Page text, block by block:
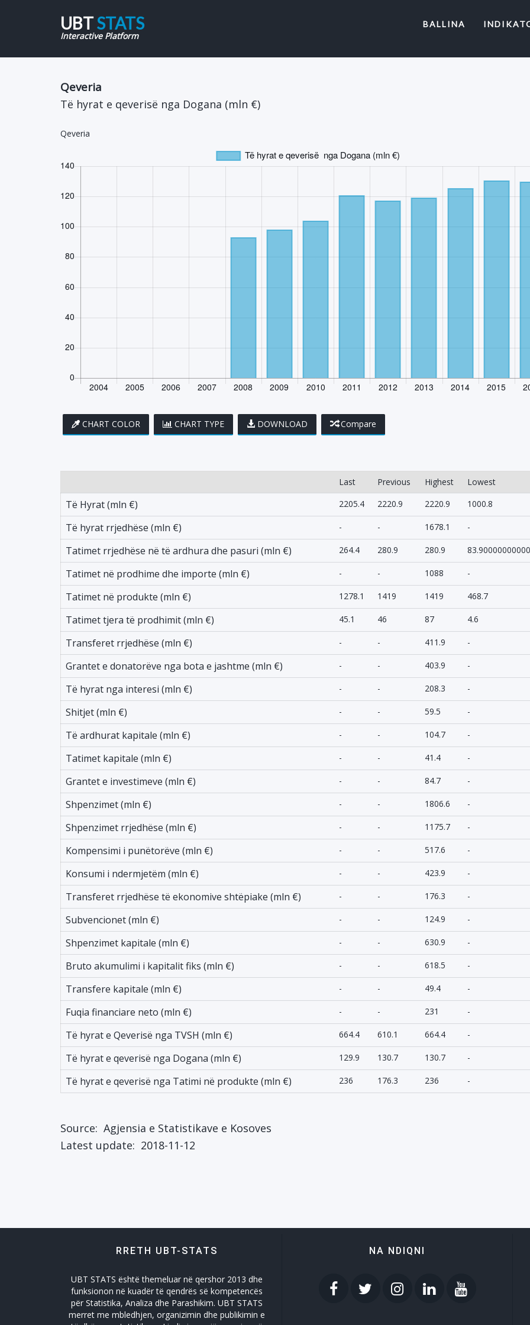
UBTSTATS
Interactive Platform
BALLINA (CURRENT)
Qeveria
Të hyrat e qeverisë nga Dogana (mln €)
Qeveria
CHART COLOR CHART TYPE DOWNLOAD Compare
Last Previous Highest Lowest
Të Hyrat (mln €) 2205.4 2220.9 2220.9 1000.8
Të hyrat rrjedhëse (mln €) - - 1678.1 -
Tatimet rrjedhëse në të ardhura dhe pasuri (mln €) 264.4 280.9 280.9
Tatimet në prodhime dhe importe (mln €) - - 1088 -
Tatimet në produkte (mln €) 1278.1 1419 1419 468.7
Tatimet tjera të prodhimit (mln €) 45.1 46 87 4.6
Transferet rrjedhëse (mln €) - - 411.9 -
Grantet e donatorëve nga bota e jashtme (mln €) - - 403.9 -
Të hyrat nga interesi (mln €) - - 208.3 -
Shitjet (mln €) - - 59.5 -
Të ardhurat kapitale (mln €) - - 104.7 -
Tatimet kapitale (mln €) - - 41.4 -
Grantet e investimeve (mln €) - - 84.7 -
Shpenzimet (mln €) - - 1806.6 -
Shpenzimet rrjedhëse (mln €) - - 1175.7 -
Kompensimi i punëtorëve (mln €) - - 517.6 -
Konsumi i ndermjetëm (mln €) - - 423.9 -
Transferet rrjedhëse të ekonomive shtëpiake (mln €) - - 176.3 -
Subvencionet (mln €) - - 124.9 -
Shpenzimet kapitale (mln €) - - 630.9 -
Bruto akumulimi i kapitalit fiks (mln €) - - 618.5 -
Transfere kapitale (mln €) - - 49.4 -
Fuqia financiare neto (mln €) - - 231 -
Të hyrat e Qeverisë nga TVSH (mln €) 664.4 610.1 664.4 -
Të hyrat e qeverisë nga Dogana (mln €) 129.9 130.7 130.7 -
Të hyrat e qeverisë nga Tatimi në produkte (mln €) 236 176.3 236 -
Source: Agjensia e Statistikave e Kosoves
Latest update: 2018-11-12
RRETH UBT-STATS
UBT STATS është themeluar në qershor 2013 dhe
funksionon në kuadër të qendrës së kompetencës
për Statistika, Analiza dhe Parashikim. UBT STATS
merret me mbledhjen, organizimin dhe publikimin e
NA NDIQNI